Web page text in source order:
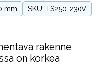
rakenne
on korkea
mm SKU: TS250-230V